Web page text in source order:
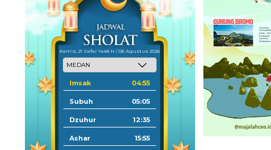
Kamis, 21 Safar 1448 H / 06 Agustus 2026
Imsak 04:55
Subuh 05:05
Dzuhur 12:35
Ashar 15:55